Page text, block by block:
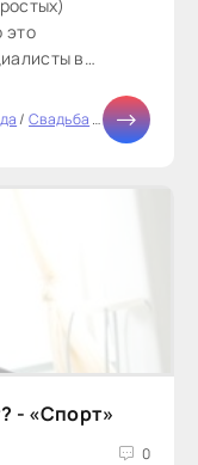
это
в
у кого
/Свадьба Отношения
- «Спорт»
0